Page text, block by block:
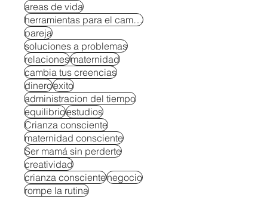
areas de vida
herramientas para el cambio
pareja
soluciones a problemas
relacionesmaternidad
cambia tus creencias
dineroexito
administracion del tiempo
equilibrioestudios
Crianza consciente
maternidad consciente
Ser mamá sin perderte
creatividad
crianza conscientenegocio
rompe la rutina